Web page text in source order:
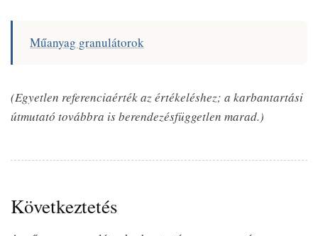
Műanyag granulátorok
(Egyetlen referenciaérték az értékeléshez; a karbantartási
útmutató továbbra is berendezésfüggetlen marad.)
Következtetés